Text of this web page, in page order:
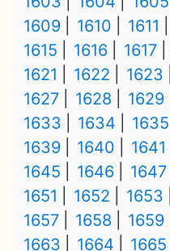
1609
1610 1611
1615
1616 1617
1621
1622 1623
1627
1628 1629
1633
1634 1635
1639
1640 1641
1645
1646 1647
1651
1652 1653
1657
1658 1659
1663
1664 1665